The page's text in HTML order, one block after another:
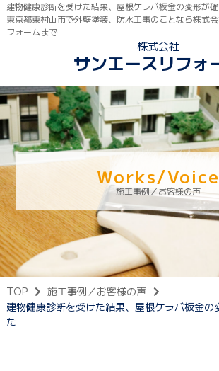
建物健康診断を受けた結果、屋根ケラバ板金の変形が確
東京都東村山市で外壁塗装、防水工事のことなら株式
フォームまで
株式会社
サンエースリフォ
初めての方へ
ご依頼の流れ
Works/Voice
施工事例／お客様の声
TOP
施工事例／お客様の声
建物健康診断を受けた結果、屋根ケラバ板金の
た